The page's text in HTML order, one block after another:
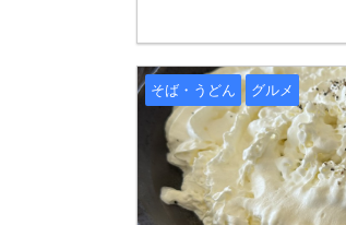
そば・うどん グルメ